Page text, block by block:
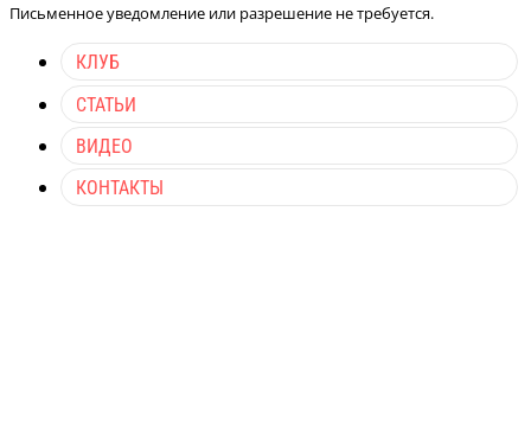
Письменное уведомление или разрешение не требуется.
КЛУБ
СТАТЬИ
ВИДЕО
КОНТАКТЫ